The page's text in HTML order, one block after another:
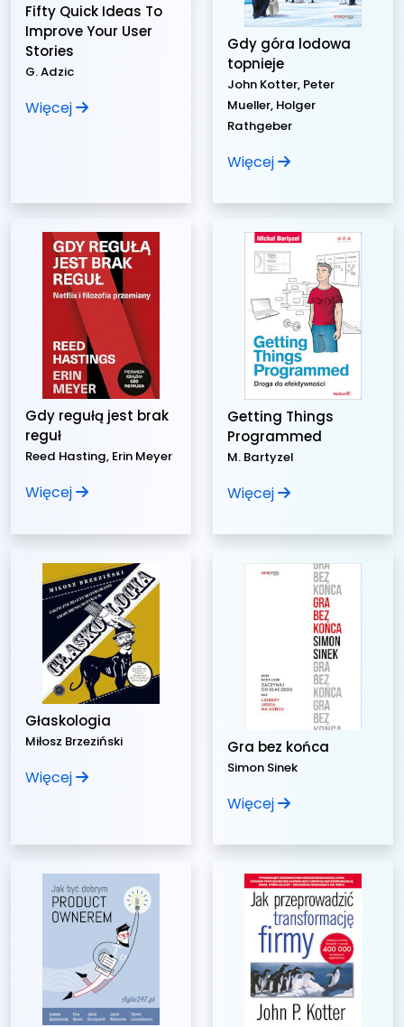
Fifty Quick Ideas To
Improve Your User
Stories
G. Adzic
Więcej
Gdy góra lodowa
topnieje
John Kotter, Peter
Mueller, Holger
Rathgeber
Więcej
Gdy regułą jest brak
reguł
Reed Hasting, Erin Meyer
Więcej
Getting Things
Programmed
M. Bartyzel
Więcej
Głaskologia
Miłosz Brzeziński
Więcej
Gra bez końca
Simon Sinek
Więcej